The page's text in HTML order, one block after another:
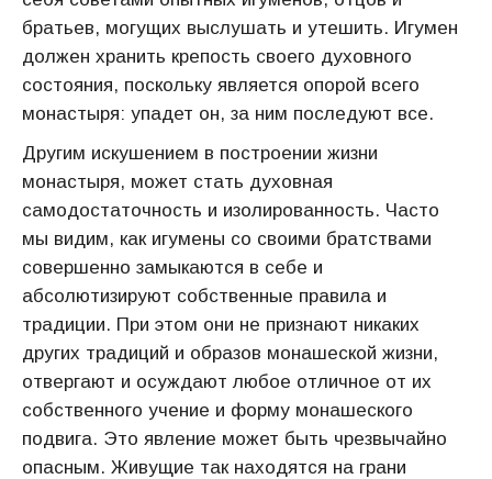
братьев, могущих выслушать и утешить. Игумен
должен хранить крепость своего духовного
состояния, поскольку является опорой всего
монастыря: упадет он, за ним последуют все.
Другим искушением в построении жизни
монастыря, может стать духовная
самодостаточность и изолированность. Часто
мы видим, как игумены со своими братствами
совершенно замыкаются в себе и
абсолютизируют собственные правила и
традиции. При этом они не признают никаких
других традиций и образов монашеской жизни,
отвергают и осуждают любое отличное от их
собственного учение и форму монашеского
подвига. Это явление может быть чрезвычайно
опасным. Живущие так находятся на грани